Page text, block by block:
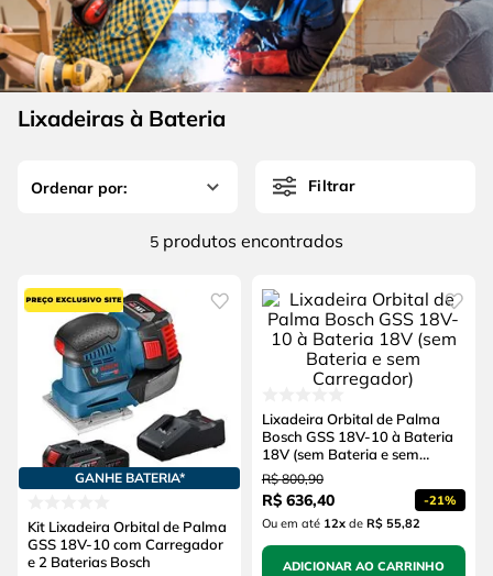
Lixadeiras à Bateria
Filtrar
5 produtos
GANHE BATERIA*
Kit Lixadeira Orbital de Palma
GSS 18V-10 com Carregador
e 2 Baterias Bosch
Lixadeira Orbital de Palma
Bosch GSS 18V-10 à Bateria
18V (sem Bateria e sem
Carregador)
R$ 800,90
R$ 636,40 -21%
Ou em até 12xde R$ 55,82
ADICIONAR AO CARRINHO
6 º fio
7º chave impacto
8º disco corte
10º serra copo
escada
5 º serra circular
6º fio